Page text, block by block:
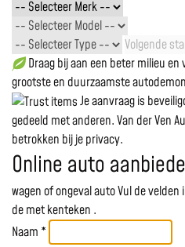
Volgende
Draag bij aan een beter milieu
grootste en duurzaamste
Je aanvraag is
gedeeld met anderen. Van der Ven
betrokken bij je privacy.
Online auto
wagen of ongeval autoVul de velden
demet kenteken .
Naam *